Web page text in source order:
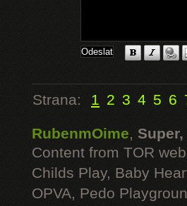
Strana: 1 2 3 4 5 6
RubenmOime,
Content from TOR
Childs Play, Baby
OPVA, Pedo